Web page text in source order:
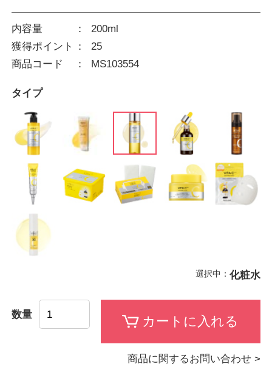
内容量
200ml
獲得ポイント
25
商品コード
MS103554
タイプ
選択中： 化粧水
数量
商品に関するお問い合わせ >